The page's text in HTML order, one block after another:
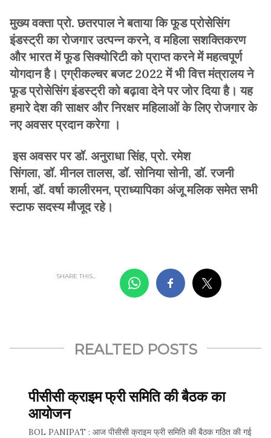
मुख्य वक्ता प्रो. छतरपाल ने बताया कि फूड प्रोसेसिंग
इंडस्ट्री का रोजगार उत्पन्न करने, व महिला सशक्तिकरण
और भारत में फूड सिक्योरिटी को प्राप्त करने में महत्वपूर्ण
योगदान है। एग्रीकल्चर बजट 2022 में भी वित्त मंत्रालय ने
फूड प्रोसेसिंग इंडस्ट्री को बढ़ावा देने पर जोर दिया है। यह
हमारे देश की साक्षर और निरक्षर महिलाओं के लिए रोजगार के
नए अवसर प्रदान करेगा ।
इस अवसर पर डॉ. अनुराधा सिंह, प्रो. रमेश
सिंगला, डॉ. मीनल तालस, डॉ. सोनिया सोनी, डॉ. रजनी
शर्मा, डॉ. वर्षा कालीरमन, प्राध्यापिका अंजू मलिक समेत सभी
स्टाफ सदस्य मौजूद रहे।
SHARE THIS...
REALTED POSTS
पीसीसी क्राइम फ्री समिति की बैठक का
आयोजन
BOL PANIPAT : आज पीसीसी क्राइम फ्री समिति की बैठक गठित की गई